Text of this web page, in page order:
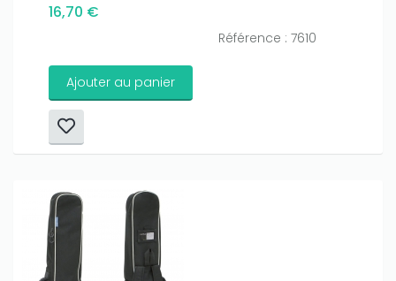
16,70 €
Référence : 7610
Ajouter au panier